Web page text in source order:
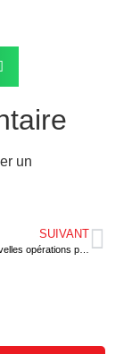
un
SUIVANT
BOAD : 10 nouvelles opérations pour 242 milliards de FCFA